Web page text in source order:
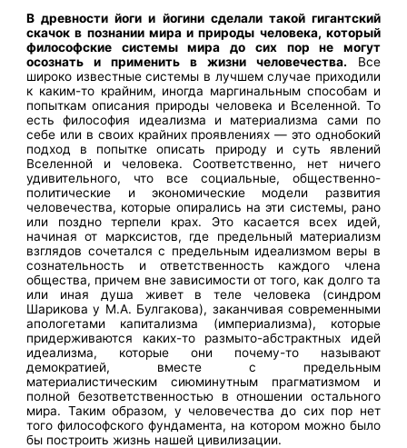
В древности йоги и йогини сделали такой гигантский
скачок в познании мира и природы человека, который
философские системы мира до сих пор не могут
осознать и применить в жизни человечества. Все
широко известные системы в лучшем случае приходили
к каким-то крайним, иногда маргинальным способам и
попыткам описания природы человека и Вселенной. То
есть философия идеализма и материализма сами по
себе или в своих крайних проявлениях — это однобокий
подход в попытке описать природу и суть явлений
Вселенной и человека. Соответственно, нет ничего
удивительного, что все социальные, общественно-
политические и экономические модели развития
человечества, которые опирались на эти системы, рано
или поздно терпели крах. Это касается всех идей,
начиная от марксистов, где предельный материализм
взглядов сочетался с предельным идеализмом веры в
сознательность и ответственность каждого члена
общества, причем вне зависимости от того, как долго та
или иная душа живет в теле человека (синдром
Шарикова у М.А. Булгакова), заканчивая современными
апологетами капитализма (империализма), которые
придерживаются каких-то размыто-абстрактных идей
идеализма, которые они почему-то называют
демократией, вместе с предельным
материалистическим сиюминутным прагматизмом и
полной безответственностью в отношении остального
мира. Таким образом, у человечества до сих пор нет
того философского фундамента, на котором можно было
бы построить жизнь нашей цивилизации.